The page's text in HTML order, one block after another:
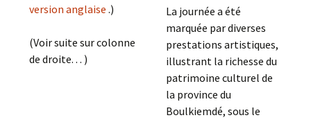
version anglaise.)
(Voir suite sur colonne
de droite. . . )
La journée a été
marquée par diverses
prestations artistiques,
illustrant la richesse du
patrimoine culturel de
la province du
Boulkiemdé, sous le